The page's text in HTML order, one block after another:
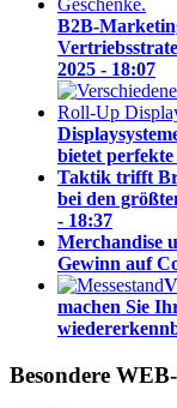
B2B-
2025 - 18:07
bietet
Taktik trifft
bei den
- 18:37
Merchandise
Gewinn auf
machen Sie
Besondere